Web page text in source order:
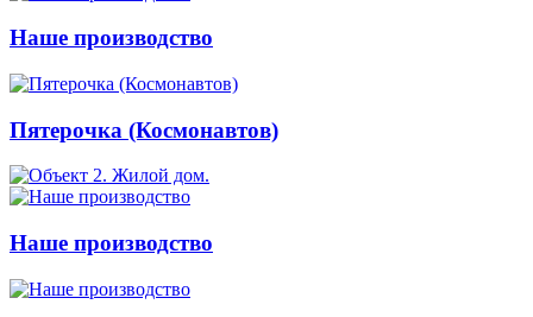
Наше производство
Пятерочка (Космонавтов)
Наше производство